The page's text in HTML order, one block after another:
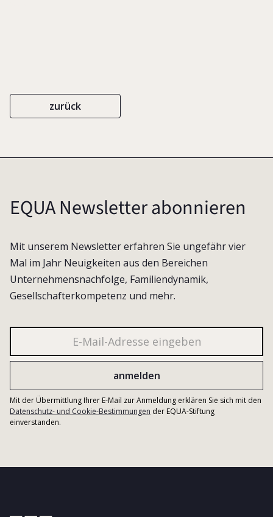
zurück
EQUA Newsletter abonnieren
Mit unserem Newsletter erfahren Sie ungefähr vier
Mal im Jahr Neuigkeiten aus den Bereichen
Unternehmensnachfolge, Familiendynamik,
Gesellschafterkompetenz und mehr.
Mit der Übermittlung Ihrer E-Mail zur Anmeldung erklären Sie sich mit den
Datenschutz- und Cookie-Bestimmungen der EQUA-Stiftung
einverstanden.